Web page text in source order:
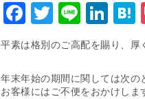
Facebook
Twitter
Line
平素は格別のご高配を賜り、厚
年末年始の期間に関しては次の
お客様にはご不便をおかけしま